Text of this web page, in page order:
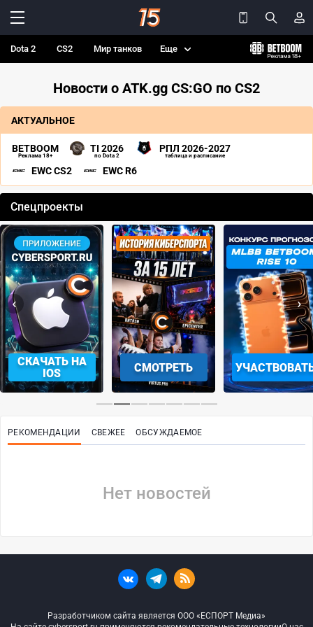
Dota 2 CS2 Мир танков Еще
Новости о ATK.gg CS:GO по CS2
АКТУАЛЬНОЕ
BETBOOM
Реклама 18+
TI 2026
по Dota 2
РПЛ 2026-2027
таблица и расписание
EWC CS2 EWC R6
Спецпроекты
СКАЧАТЬ НА
IOS
СМОТРЕТЬ
‹ ›
РЕКОМЕНДАЦИИ СВЕЖЕЕ ОБСУЖДАЕМОЕ
Нет новостей
Разработчиком сайта является ООО «ЕСПОРТ Медиа»